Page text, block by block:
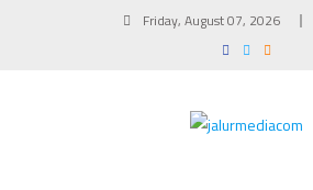
Friday, August 07, 2026